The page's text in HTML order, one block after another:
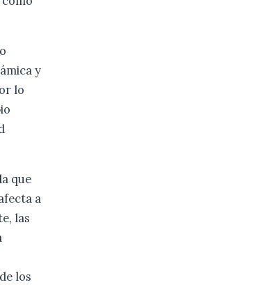
y
lo
que
a
las
los